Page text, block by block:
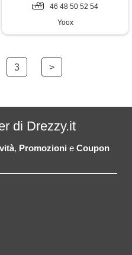
46 48 50 52 54
Yoox
3 >
di Drezzy.it
, Promozioni e Coupon